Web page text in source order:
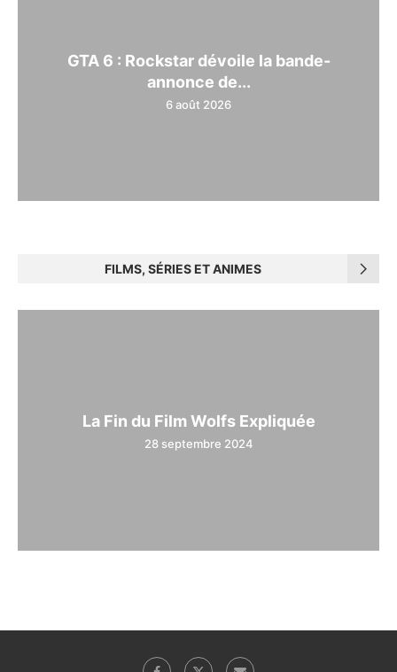
GTA 6 : Rockstar dévoile la bande-
annonce de...
6 août 2026
FILMS, SÉRIES ET ANIMES
La Fin du Film Wolfs Expliquée
28 septembre 2024